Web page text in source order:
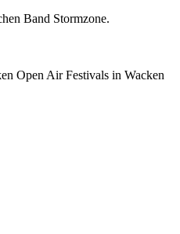
Band Stormzone.
Open Air Festivals in Wacken